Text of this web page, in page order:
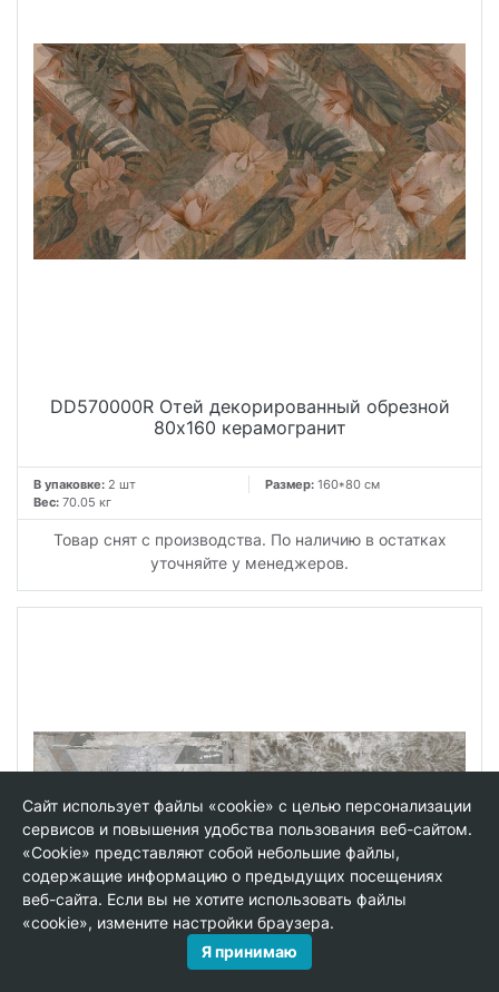
DD570000R Отей декорированный обрезной
80x160 керамогранит
В упаковке: 2 шт Размер: 160*80 см
Вес: 70.05 кг
Товар снят с производства. По наличию в остатках
уточняйте у менеджеров.
Сайт использует файлы «cookie» с целью персонализации
сервисов и повышения удобства пользования веб-сайтом.
«Cookie» представляют собой небольшие файлы,
содержащие информацию о предыдущих посещениях
веб-сайта. Если вы не хотите использовать файлы
«cookie», измените настройки браузера.
Я принимаю